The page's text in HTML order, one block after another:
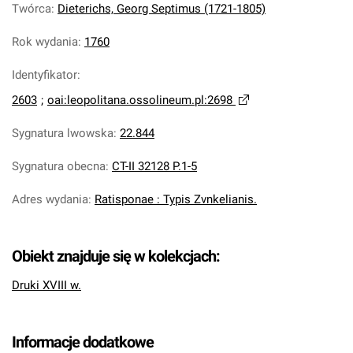
Twórca: Dieterichs, Georg Septimus (1721-1805)
Rok wydania: 1760
Identyfikator:
2603 ; oai:leopolitana.ossolineum.pl:2698
Sygnatura lwowska: 22.844
Sygnatura obecna: CT-II 32128 P.1-5
Adres wydania: Ratisponae : Typis Zvnkelianis.
Obiekt znajduje się w kolekcjach:
Druki XVIII w.
Informacje dodatkowe